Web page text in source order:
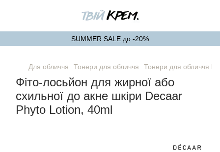
SUMMER SALE до -20%
Для обличчя Тонери для обличчя Тонери для обличчя
Фіто-лосьйон для жирної або
схильної до акне шкіри Decaar
Phyto Lotion, 40ml